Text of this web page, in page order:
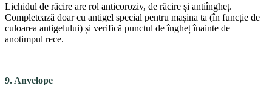
Lichidul de răcire are rol anticoroziv, de răcire și antiîngheț.
Completează doar cu antigel special pentru mașina ta (în funcție de
cu­loarea antigelului) și verifică punctul de îngheț înainte de
anotimpul rece.
9. Anvelope